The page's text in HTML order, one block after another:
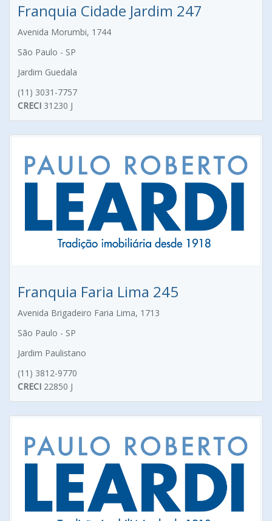
Franquia Cidade Jardim 247
Avenida Morumbi, 1744
São Paulo - SP
Jardim Guedala
(11) 3031-7757
CRECI 31230 J
Franquia Faria Lima 245
Avenida Brigadeiro Faria Lima, 1713
São Paulo - SP
Jardim Paulistano
(11) 3812-9770
CRECI 22850 J